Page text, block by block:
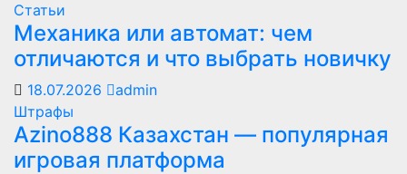
Статьи
Механика или автомат: чем
отличаются и что выбрать новичку
18.07.2026
admin
Штрафы
Azino888 Казахстан — популярная
игровая платформа